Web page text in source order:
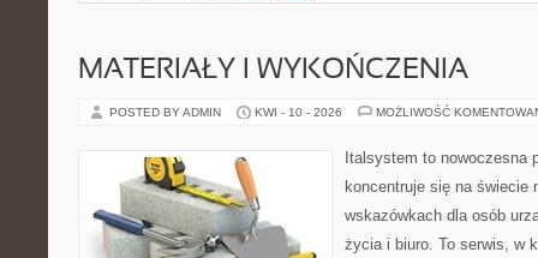
MATERIAŁY I WYKOŃCZENIA
POSTED BY ADMIN KWI - 10 - 2026 MOŻLIWOŚĆ
Italsystem to nowoczesna
koncentruje się na świecie
wskazówkach dla osób
życia i biuro. To serwis, w